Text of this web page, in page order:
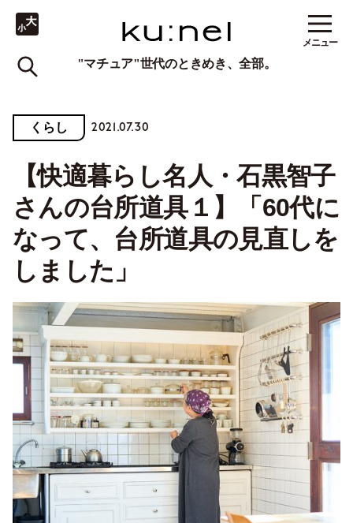
"マチュア"世代のときめき、全部。
メニュー
くらし 2021.07.30
【快適暮らし名人・石黒智子
さんの台所道具１】「60代に
なって、台所道具の見直しを
しました」